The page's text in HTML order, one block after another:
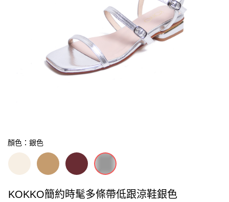
顏色：銀色
KOKKO簡約時髦多條帶低跟涼鞋銀色